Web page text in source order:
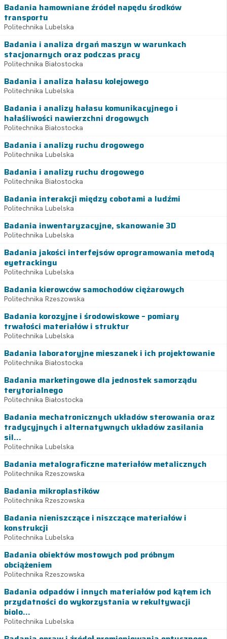
Badania hamowniane źródeł napędu środków
transportu
Politechnika Lubelska
Badania i analiza drgań maszyn w warunkach
stacjonarnych oraz podczas pracy
Politechnika Białostocka
Badania i analiza hałasu kolejowego
Politechnika Lubelska
Badania i analizy hałasu komunikacyjnego i
hałaśliwości nawierzchni drogowych
Politechnika Białostocka
Badania i analizy ruchu drogowego
Politechnika Lubelska
Badania i analizy ruchu drogowego
Politechnika Białostocka
Badania interakcji między cobotami a ludźmi
Politechnika Lubelska
Badania inwentaryzacyjne, skanowanie 3D
Politechnika Lubelska
Badania jakości interfejsów oprogramowania metodą
eyetrackingu
Politechnika Lubelska
Badania kierowców samochodów ciężarowych
Politechnika Rzeszowska
Badania korozyjne i środowiskowe – pomiary
trwałości materiałów i struktur
Politechnika Lubelska
Badania laboratoryjne mieszanek i ich projektowanie
Politechnika Białostocka
Badania marketingowe dla jednostek samorządu
terytorialnego
Politechnika Białostocka
Badania mechatronicznych układów sterowania oraz
tradycyjnych i alternatywnych układów zasilania
sil...
Politechnika Lubelska
Badania metalograficzne materiałów metalicznych
Politechnika Rzeszowska
Badania mikroplastików
Politechnika Rzeszowska
Badania nieniszczące i niszczące materiałów i
konstrukcji
Politechnika Lubelska
Badania obiektów mostowych pod próbnym
obciążeniem
Politechnika Rzeszowska
Badania odpadów i innych materiałów pod kątem ich
przydatności do wykorzystania w rekultywacji
biolo...
Politechnika Lubelska